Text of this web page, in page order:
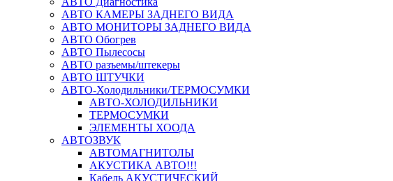
АВТО КАМЕРЫ ЗАДНЕГО ВИДА
АВТО МОНИТОРЫ ЗАДНЕГО ВИДА
АВТО Обогрев
АВТО Пылесосы
АВТО разъемы/штекеры
АВТО ШТУЧКИ
АВТО-Холодильники/ТЕРМОСУМКИ
АВТО-ХОЛОДИЛЬНИКИ
ТЕРМОСУМКИ
ЭЛЕМЕНТЫ ХООДА
АВТОЗВУК
АВТОМАГНИТОЛЫ
АКУСТИКА АВТО!!!
Кабель АКУСТИЧЕСКИЙ